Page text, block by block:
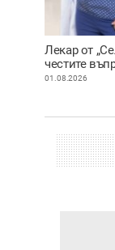
Лекар от
честите
01.08.2026